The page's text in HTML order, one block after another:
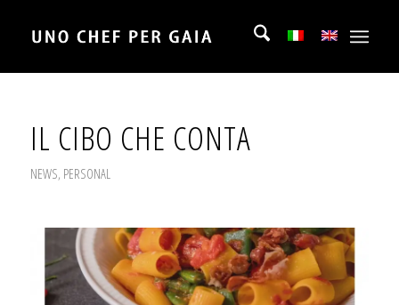
IL CIBO CHE CONTA
NEWS, PERSONAL